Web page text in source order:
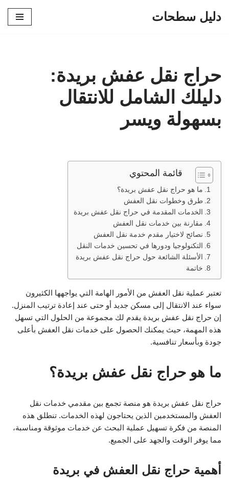
دليل سطحات
حراج نقل عفش بريدة:
دليلك الشامل للانتقال
بسهولة ويسر
قائمة المحتوي
ما هو حراج نقل عفش بريدة؟
طرق وخطوات نقل العفش
الخدمات المقدمة في حراج نقل عفش بريدة
مقارنة بين خدمات نقل العفش
نصائح لاختيار مقدم خدمة نقل العفش
التكنولوجيا ودورها في تحسين خدمات النقل
الأسئلة الشائعة حول حراج نقل عفش بريدة
خاتمة
تعتبر عملية نقل العفش من الأمور الهامة التي يواجهها الكثيرون
سواء عند الانتقال إلى مسكن جديد أو حتى عند إعادة ترتيب المنزل.
إن حراج نقل عفش بريدة يقدم لك مجموعة من الحلول التي تسهل
هذه المهمة، حيث يمكنك الحصول على خدمات نقل العفش بأعلى
جودة وبأسعار تنافسية.
ما هو حراج نقل عفش بريدة؟
حراج نقل عفش بريدة هو منصة تجمع بين مقدمي خدمات نقل
العفش والمستخدمين الذين يحتاجون لهذه الخدمات. تنطلق هذه
المنصة من فكرة تسهيل عملية البحث عن خدمات موثوقة ومناسبة،
مما يوفر الوقت والجهد على الجميع.
أهمية حراج نقل العفش في بريدة